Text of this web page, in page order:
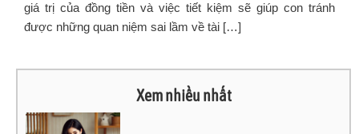
giá trị của đồng tiền và việc tiết kiệm sẽ giúp con tránh
được những quan niệm sai lầm về tài […]
Xem nhiều nhất